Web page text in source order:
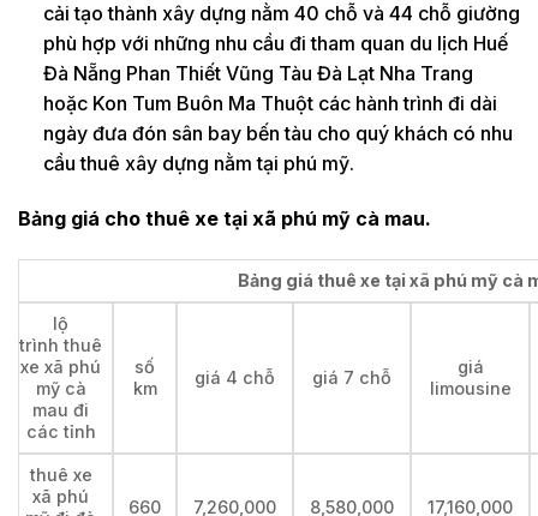
cải tạo thành xây dựng nằm 40 chỗ và 44 chỗ giường
phù hợp với những nhu cầu đi tham quan du lịch Huế
Đà Nẵng Phan Thiết Vũng Tàu Đà Lạt Nha Trang
hoặc Kon Tum Buôn Ma Thuột các hành trình đi dài
ngày đưa đón sân bay bến tàu cho quý khách có nhu
cầu thuê xây dựng nằm tại phú mỹ.
Bảng giá cho thuê xe tại xã phú mỹ cà mau.
Bảng giá thuê xe tại xã phú mỹ cà
lộ
trình thuê
xe xã phú
mỹ cà
mau đi
các tỉnh
số
km
giá 4 chỗ giá 7 chỗ
giá
limousine
thuê xe
xã phú
660 7,260,000 8,580,000 17,160,000